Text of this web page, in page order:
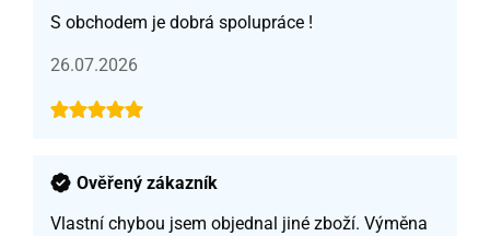
S obchodem je dobrá spolupráce !
26.07.2026
Ověřený zákazník
Vlastní chybou jsem objednal jiné zboží. Výměna